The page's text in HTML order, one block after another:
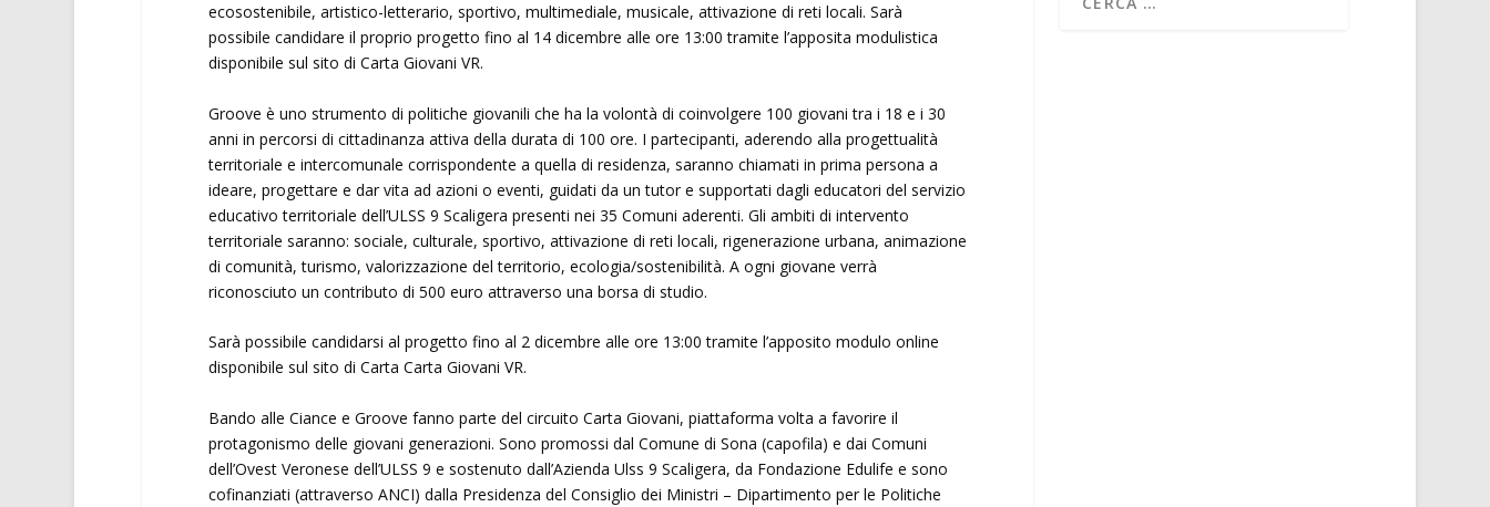
ecosostenibile, artistico-letterario, sportivo, multimediale, musicale, attivazione di reti locali. Sarà
possibile candidare il proprio progetto fino al 14 dicembre alle ore 13:00 tramite l’apposita modulistica
disponibile sul sito di Carta Giovani VR.
Groove è uno strumento di politiche giovanili che ha la volontà di coinvolgere 100 giovani tra i 18 e i 30
anni in percorsi di cittadinanza attiva della durata di 100 ore. I partecipanti, aderendo alla progettualità
territoriale e intercomunale corrispondente a quella di residenza, saranno chiamati in prima persona a
ideare, progettare e dar vita ad azioni o eventi, guidati da un tutor e supportati dagli educatori del servizio
educativo territoriale dell’ULSS 9 Scaligera presenti nei 35 Comuni aderenti. Gli ambiti di intervento
territoriale saranno: sociale, culturale, sportivo, attivazione di reti locali, rigenerazione urbana, animazione
di comunità, turismo, valorizzazione del territorio, ecologia/sostenibilità. A ogni giovane verrà
riconosciuto un contributo di 500 euro attraverso una borsa di studio.
Sarà possibile candidarsi al progetto fino al 2 dicembre alle ore 13:00 tramite l’apposito modulo online
disponibile sul sito di Carta Carta Giovani VR.
Bando alle Ciance e Groove fanno parte del circuito Carta Giovani, piattaforma volta a favorire il
protagonismo delle giovani generazioni. Sono promossi dal Comune di Sona (capofila) e dai Comuni
dell’Ovest Veronese dell’ULSS 9 e sostenuto dall’Azienda Ulss 9 Scaligera, da Fondazione Edulife e sono
cofinanziati (attraverso ANCI) dalla Presidenza del Consiglio dei Ministri – Dipartimento per le Politiche